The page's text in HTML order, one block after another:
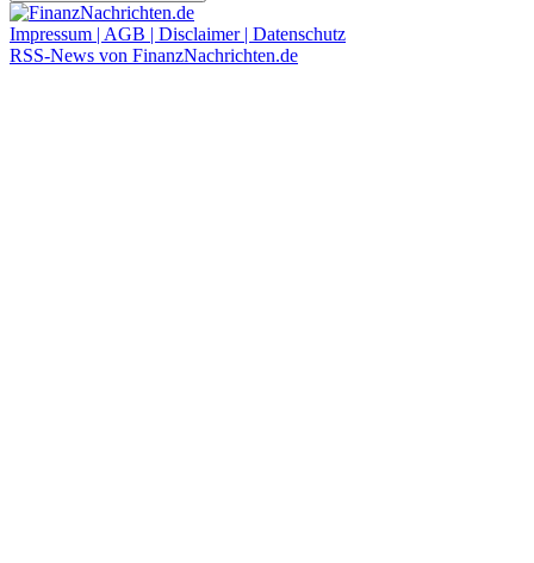
Impressum | AGB | Disclaimer | Datenschutz
RSS-News von FinanzNachrichten.de